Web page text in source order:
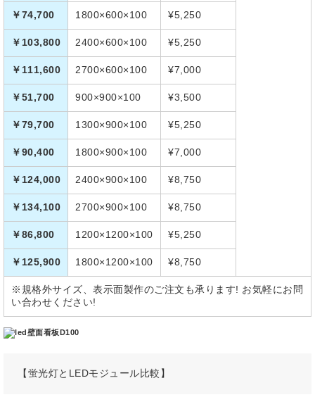
￥74,700 1800×600×100 ¥5,250
￥103,800 2400×600×100 ¥5,250
￥111,600 2700×600×100 ¥7,000
￥51,700 900×900×100 ¥3,500
￥79,700 1300×900×100 ¥5,250
￥90,400 1800×900×100 ¥7,000
￥124,000 2400×900×100 ¥8,750
￥134,100 2700×900×100 ¥8,750
￥86,800 1200×1200×100 ¥5,250
￥125,900 1800×1200×100 ¥8,750
※規格外サイズ、表示面製作のご注文も承ります! お気軽にお問
い合わせください!
【蛍光灯とLEDモジュール比較】